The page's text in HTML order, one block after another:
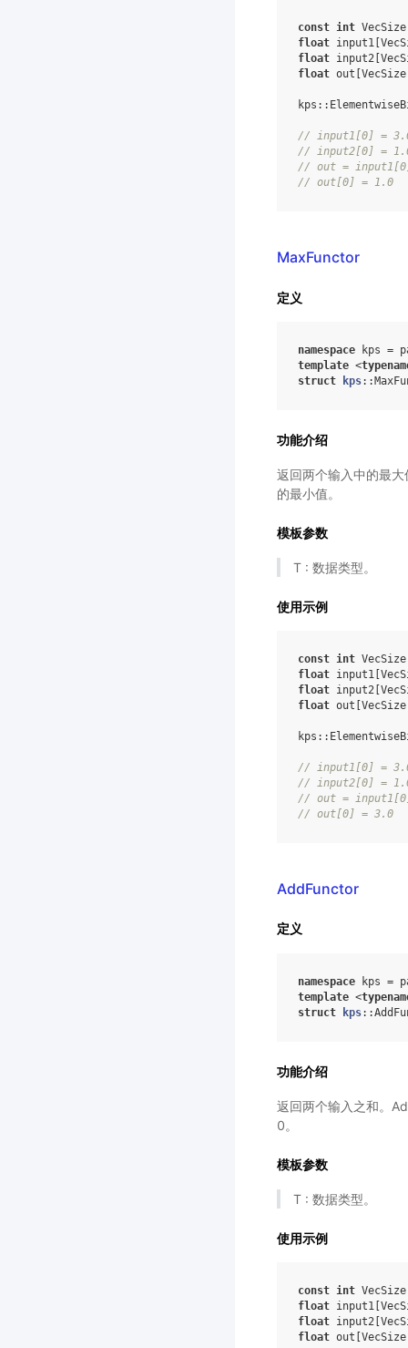
const int
float
float
float
// input1[0] =
// input2[0] =
// out =
// out[0] = 1.0
MaxFunctor
定义
namespace kps =
template <
struct
kps: :
功能介绍
返回两个输入中的最
的最小值。
模板参数
T : 数据类型。
使用示例
const int
float
float
float
// input1[0] =
// input2[0] =
// out =
// out[0] = 3.0
AddFunctor
定义
namespace kps =
template <
struct
kps: :
功能介绍
返回两个输入之和。
0。
模板参数
T : 数据类型。
使用示例
const int VecSize
float input1
float input2
float out VecSize